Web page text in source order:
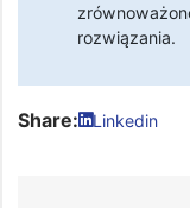
rozwiązania.
Share: Linkedin